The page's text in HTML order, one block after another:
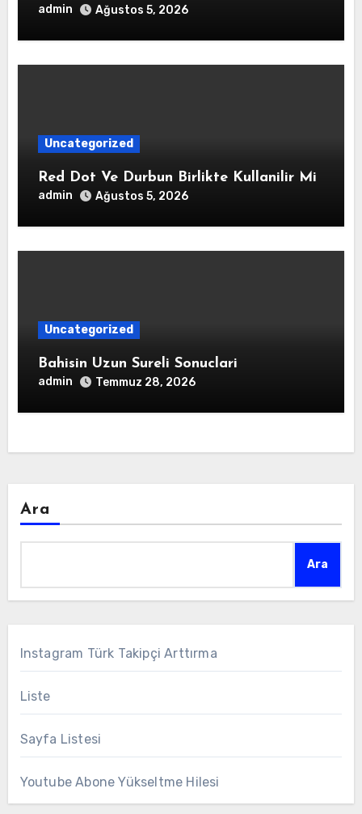
admin Ağustos 5, 2026
Uncategorized
Red Dot Ve Durbun Birlikte Kullanilir Mi
admin Ağustos 5, 2026
Uncategorized
Bahisin Uzun Sureli Sonuclari
admin Temmuz 28, 2026
Ara
Ara
Instagram Türk Takipçi Arttırma
Liste
Sayfa Listesi
Youtube Abone Yükseltme Hilesi